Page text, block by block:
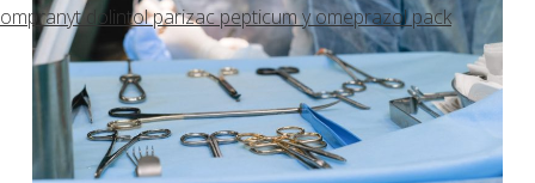
ompranyt dolintol parizac pepticum y omeprazol pack